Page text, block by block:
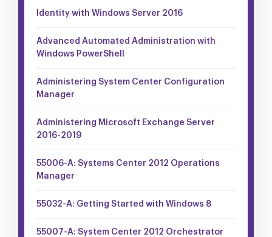
Identity with Windows Server 2016
Advanced Automated Administration with
Windows PowerShell
Administering System Center Configuration
Manager
Administering Microsoft Exchange Server
2016-2019
55006-A: Systems Center 2012 Operations
Manager
55032-A: Getting Started with Windows 8
55007-A: System Center 2012 Orchestrator